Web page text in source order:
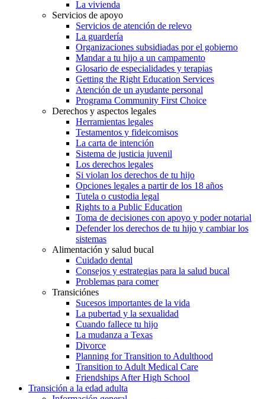
La vivienda
Servicios de apoyo
Servicios de atención de relevo
La guardería
Organizaciones subsidiadas por el gobierno
Mandar a tu hijo a un campamento
Glosario de especialidades y terapias
Getting the Right Education Services
Atención de un ayudante personal
Programa Community First Choice
Derechos y aspectos legales
Herramientas legales
Testamentos y fideicomisos
La carta de intención
Sistema de justicia juvenil
Los derechos legales
Si violan los derechos de tu hijo
Opciones legales a partir de los 18 años
Tutela o custodia legal
Rights to a Public Education
Toma de decisiones con apoyo y poder notarial
Defender los derechos de tu hijo y cambiar los
sistemas
Alimentación y salud bucal
Cuidado dental
Consejos y estrategias para la salud bucal
Problemas para comer
Transiciónes
Sucesos importantes de la vida
La pubertad y la sexualidad
Cuando fallece tu hijo
La mudanza a Texas
Divorce
Planning for Transition to Adulthood
Transition to Adult Medical Care
Friendships After High School
Transición a la edad adulta